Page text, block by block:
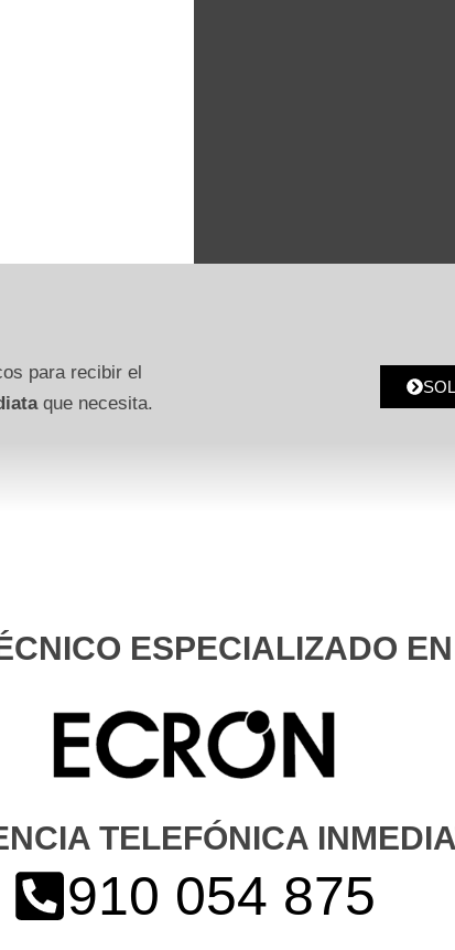
para recibir el
que necesita.
ESPECIALIZADO
TELEFÓNICA
910 054 875